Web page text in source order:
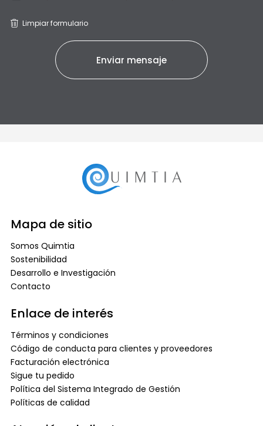
Limpiar formulario
Mapa de sitio
Somos Quimtia
Sostenibilidad
Desarrollo e Investigación
Contacto
Enlace de interés
Términos y condiciones
Código de conducta para clientes y proveedores
Facturación electrónica
Sigue tu pedido
Política del Sistema Integrado de Gestión
Políticas de calidad